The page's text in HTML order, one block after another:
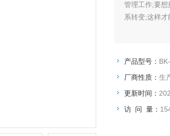
管理工作;要
系转变;这样
产品型号：
厂商性质： 生
更新时间：
访 问 量：